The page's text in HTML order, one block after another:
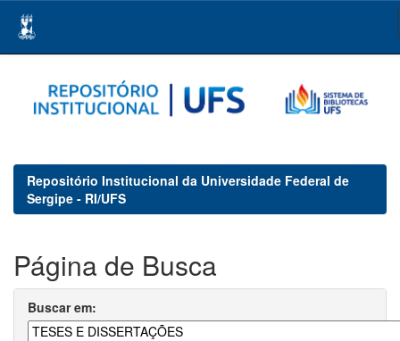
navigation
Repositório Institucional da Universidade Federal de
Sergipe - RI/UFS
Página de Busca
Buscar em: